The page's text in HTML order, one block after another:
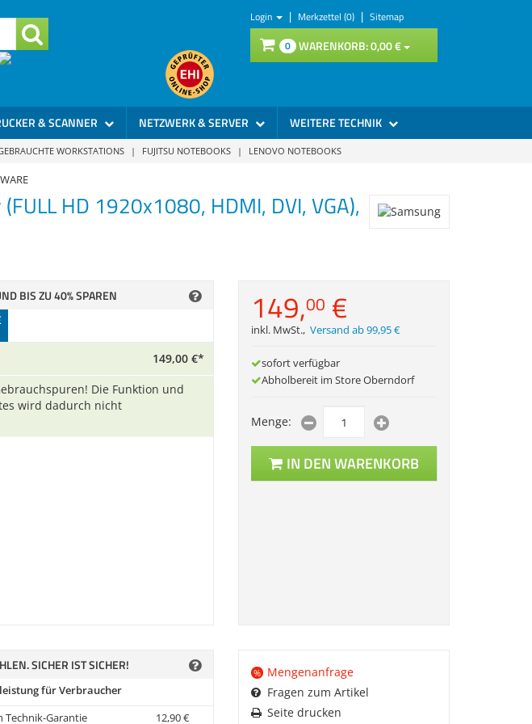
Login | Merkzettel (0) | Sitemap
0 WARENKORB:0,00€
& SCANNER NETZWERK & SERVER WEITERE TECHNIK
WORKSTATIONS | FUJITSU NOTEBOOKS | LENOVO NOTEBOOKS
HD 1920x1080, HDMI, DVI, VGA),
BIS ZU 40% SPAREN
149,00 €*
Die Funktion und
wird dadurch nicht
SICHER IST SICHER!
für Verbraucher
Technik-Garantie
12,90€
149,00 €
inkl. MwSt., Versand ab 99,95 €
sofort verfügbar
Abholbereit im Store Oberndorf
Menge:
IN DEN WARENKORB
%
Mengenanfrage
Fragen zum Artikel
Seite drucken